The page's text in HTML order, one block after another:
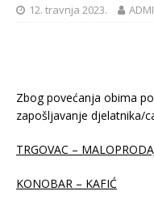
12. travnja 2023.
Zbog povećanja obima
zapošljavanje djelatnika/
TRGOVAC –
KONOBAR – KAFIĆ